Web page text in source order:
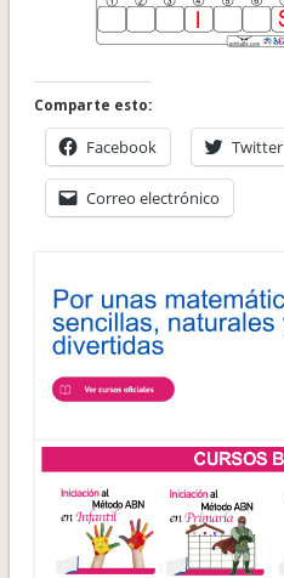
Comparte esto:
Facebook Twitter
Correo electrónico